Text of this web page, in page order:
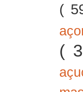
(
(